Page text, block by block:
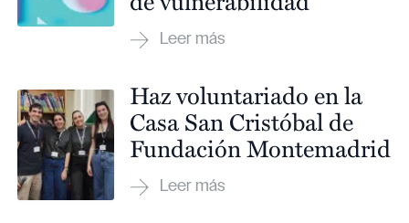
Haz voluntariado en la
Casa San Cristóbal de
Fundación Montemadrid